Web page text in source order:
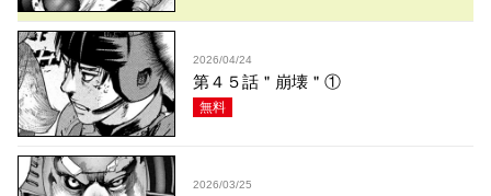
2026/04/24
第４５話＂崩壊＂①
無料
2026/03/25